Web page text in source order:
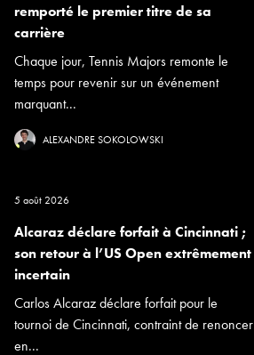
remporté le premier titre de sa
carrière
Chaque jour, Tennis Majors remonte le
temps pour revenir sur un événement
marquant...
ALEXANDRE SOKOLOWSKI
5 août 2026
Alcaraz déclare forfait à Cincinnati ;
son retour à l’US Open extrêmement
incertain
Carlos Alcaraz déclare forfait pour le
tournoi de Cincinnati, contraint de renoncer
en...